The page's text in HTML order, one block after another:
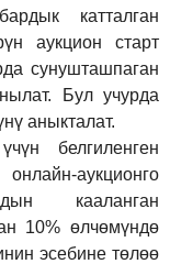
катталган
аукцион старт
сунушташпаган
Бул учурда
аныкталат.
белгиленген
аукционго
кааланган
10% өлчөмүндө
эсебине төлөө